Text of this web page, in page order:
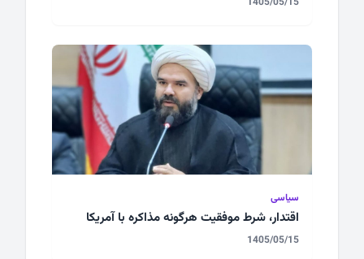
سیاسی
اقتدار، شرط موفقیت هرگونه مذاکره با آمریکا
1405/05/15